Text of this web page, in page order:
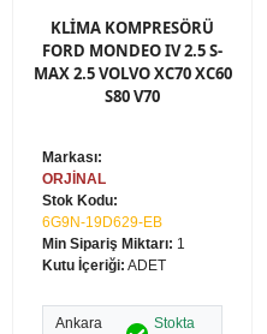
KLİMA KOMPRESÖRÜ
FORD MONDEO IV 2.5 S-
MAX 2.5 VOLVO XC70 XC60
S80 V70
Markası:
ORJİNAL
Stok Kodu:
6G9N-19D629-EB
Min Sipariş Miktarı: 1
Kutu İçeriği: ADET
Ankara
Stokta